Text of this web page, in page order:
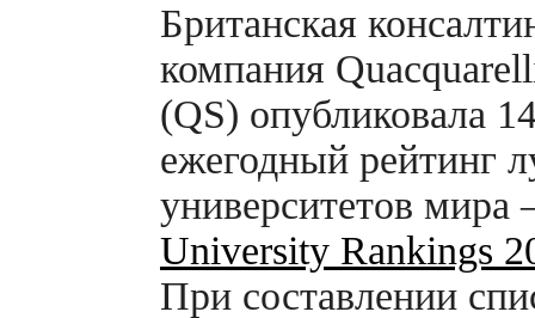
Британская
компания
(QS) опубликовала
ежегодный рейтинг
университетов
University Rankings
При составлении